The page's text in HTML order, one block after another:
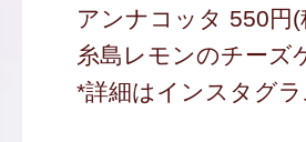
アンナコッタ 550円(
糸島レモンのチーズ
*詳細はインスタグ